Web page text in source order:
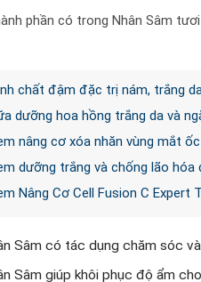
phần có trong Nhân Sâm
chất đậm đặc trị nám, trắng
dưỡng hoa hồng trắng da và
nâng cơ xóa nhăn vùng mắt
dưỡng trắng và chống lão hóa
Nâng Cơ Cell Fusion C Expert
Sâm có tác dụng chăm sóc
Sâm giúp khôi phục độ ẩm